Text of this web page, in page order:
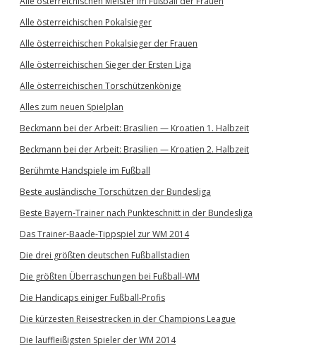
Alle österreichischen Pokalsieger
Alle österreichischen Pokalsieger der Frauen
Alle österreichischen Sieger der Ersten Liga
Alle österreichischen Torschützenkönige
Alles zum neuen Spielplan
Beckmann bei der Arbeit: Brasilien — Kroatien 1. Halbzeit
Beckmann bei der Arbeit: Brasilien — Kroatien 2. Halbzeit
Berühmte Handspiele im Fußball
Beste ausländische Torschützen der Bundesliga
Beste Bayern-Trainer nach Punkteschnitt in der Bundesliga
Das Trainer-Baade-Tippspiel zur WM 2014
Die drei größten deutschen Fußballstadien
Die größten Überraschungen bei Fußball-WM
Die Handicaps einiger Fußball-Profis
Die kürzesten Reisestrecken in der Champions League
Die lauffleißigsten Spieler der WM 2014